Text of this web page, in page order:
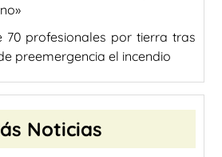
70 profesionales por tierra tras
preemergencia el incendio
Noticias